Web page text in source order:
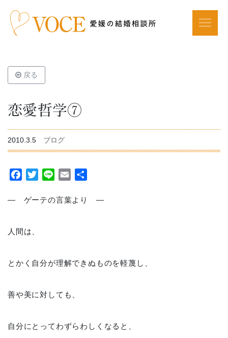
戻る
恋愛哲学⑦
2010.3.5 ブログ
Facebook
TwitterLine Email
― ゲーテの言葉より ―
人間は、
とかく自分が理解できぬものを軽蔑し、
善や美に対しても、
自分にとってわずらわしくなると、